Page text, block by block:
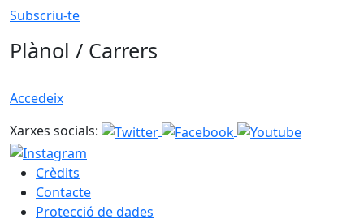
Subscriu-te
Plànol / Carrers
Accedeix
Xarxes socials:
Crèdits
Contacte
Protecció de dades